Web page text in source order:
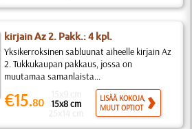
kirjain Az 2. Pakk.: 4 kpl.
Yksikerroksinen sabluunat aiheelle kirjain Az
2. Tukkukaupan pakkaus, jossa on
muutamaa samanlaista...
€15.80 15x8 cm
LISÄÄ KOKOJA,
MUUT OPTIOT